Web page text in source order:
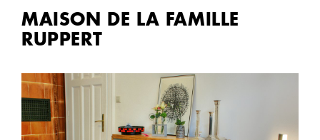
MAISON DE LA FAMILLE
RUPPERT